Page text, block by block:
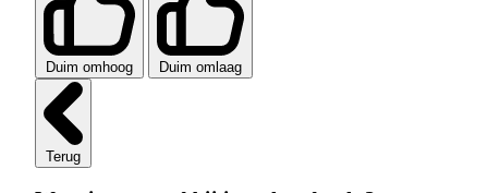
Duim omhoog Duim omlaag
Terug